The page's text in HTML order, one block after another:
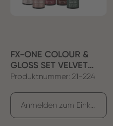
FX-ONE COLOUR &
GLOSS SET VELVET
LUXE
Produktnummer: 21-224